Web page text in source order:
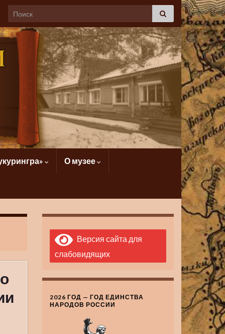
О музее
Версия сайта для
слабовидящих
2026 ГОД — ГОД ЕДИНСТВА
НАРОДОВ РОССИИ